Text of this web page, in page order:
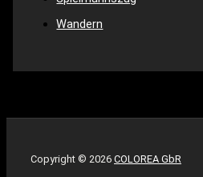
Wandern
Copyright © 2026 COLOREA GbR